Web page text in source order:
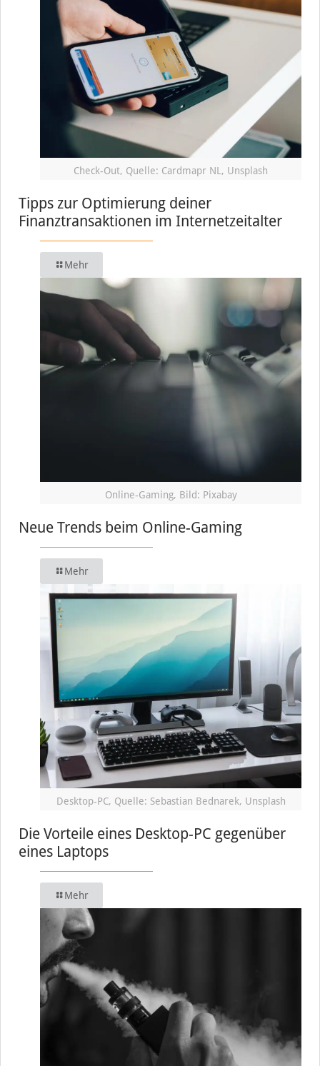
Check-Out, Quelle: Cardmapr NL, Unsplash
Tipps zur Optimierung deiner
Finanztransaktionen im Internetzeitalter
Mehr
Online-Gaming, Bild: Pixabay
Neue Trends beim Online-Gaming
Mehr
Desktop-PC, Quelle: Sebastian Bednarek, Unsplash
Die Vorteile eines Desktop-PC gegenüber
eines Laptops
Mehr